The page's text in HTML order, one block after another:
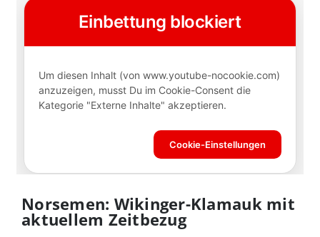
Norsemen: Wikinger-Klamauk mit
aktuellem Zeitbezug